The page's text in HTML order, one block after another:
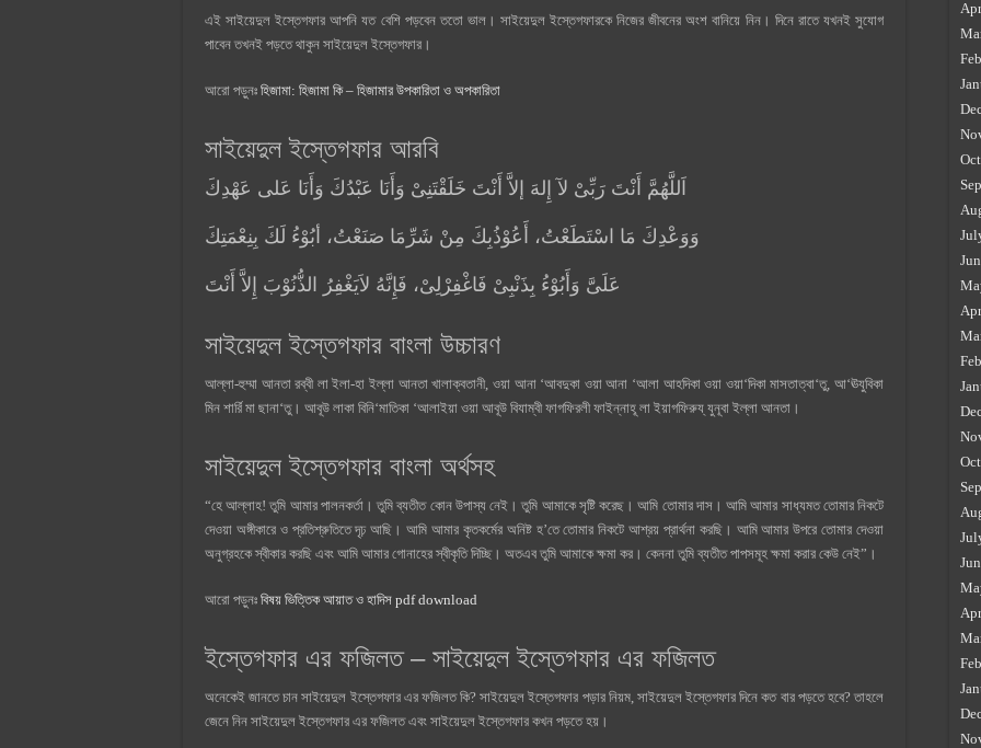
এই সাইয়েদুল ইস্তেগফার আপনি যত বেশি পড়বেন ততো ভাল। সাইয়েদুল ইস্তেগফারকে নিজের জীবনের অংশ বানিয়ে নিন। দিনে রাতে যখনই সুযোগ
পাবেন তখনই পড়তে থাকুন সাইয়েদুল ইস্তেগফার।
আরো পড়ুনঃ হিজামা: হিজামা কি – হিজামার উপকারিতা ও অপকারিতা
সাইয়েদুল ইস্তেগফার আরবি
اَللَّهُمَّ أَنْتَ رَبِّىْ لآ إِلهَ إلاَّ أَنْتَ خَلَقْتَنِىْ وَأَنَا عَبْدُكَ وَأَنَا عَلى عَهْدِكَ
وَوَعْدِكَ مَا اسْتَطَعْتُ، أَعُوْذُبِكَ مِنْ شَرِّمَا صَنَعْتُ، أبُوْءُ لَكَ بِنِعْمَتِكَ
عَلَىَّ وَأَبُوْءُ بِذَنْبِىْ فَاغْفِرْلِىْ، فَإِنَّهُ لاَيَغْفِرُ الذُّنُوْبَ إِلاَّ أَنْتَ
সাইয়েদুল ইস্তেগফার বাংলা উচ্চারণ
আল্লা-হুম্মা আনতা রব্বী লা ইলা-হা ইল্লা আনতা খালাক্বতানী, ওয়া আনা ‘আবদুকা ওয়া আনা ‘আলা আহদিকা ওয়া ওয়া‘দিকা মাসতাত্বা‘তু, আ‘ঊযুবিকা
মিন শার্রি মা ছানা‘তু। আবূউ লাকা বিনি‘মাতিকা ‘আলাইয়া ওয়া আবূউ বিযাম্বী ফাগফিরলী ফাইন্নাহূ লা ইয়াগফিরুয্ যুনূবা ইল্লা আনতা।
সাইয়েদুল ইস্তেগফার বাংলা অর্থসহ
“হে আল্লাহ! তুমি আমার পালনকর্তা। তুমি ব্যতীত কোন উপাস্য নেই। তুমি আমাকে সৃষ্টি করেছ। আমি তোমার দাস। আমি আমার সাধ্যমত তোমার নিকটে
দেওয়া অঙ্গীকারে ও প্রতিশ্রুতিতে দৃঢ় আছি। আমি আমার কৃতকর্মের অনিষ্ট হ’তে তোমার নিকটে আশ্রয় প্রার্থনা করছি। আমি আমার উপরে তোমার দেওয়া
অনুগ্রহকে স্বীকার করছি এবং আমি আমার গোনাহের স্বীকৃতি দিচ্ছি। অতএব তুমি আমাকে ক্ষমা কর। কেননা তুমি ব্যতীত পাপসমূহ ক্ষমা করার কেউ নেই”।
আরো পড়ুনঃ বিষয় ভিত্তিক আয়াত ও হাদিস pdf download
ইস্তেগফার এর ফজিলত – সাইয়েদুল ইস্তেগফার এর ফজিলত
অনেকেই জানতে চান সাইয়েদুল ইস্তেগফার এর ফজিলত কি? সাইয়েদুল ইস্তেগফার পড়ার নিয়ম, সাইয়েদুল ইস্তেগফার দিনে কত বার পড়তে হবে? তাহলে
জেনে নিন সাইয়েদুল ইস্তেগফার এর ফজিলত এবং সাইয়েদুল ইস্তেগফার কখন পড়তে হয়।